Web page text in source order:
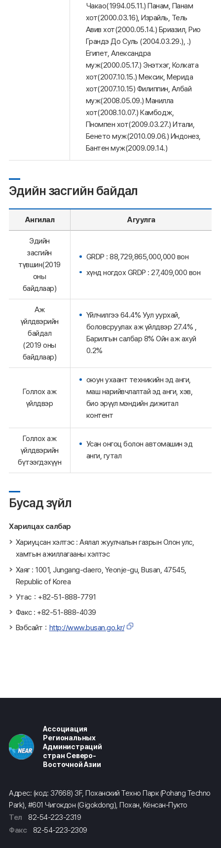
Чакао(1994.05.11.) Панам, Панам
хот(2000.03.16), Израйль, Тель
Авив хот(2000.05.14.) Бриазил, Рио
Грандэ До Суль (2004.03.29.), .)
Египет, Александра
муж(2000.05.17.) Энэтхэг, Колката
хот(2007.10.15.) Мексик, Мерида
хот(2007.10.15) Филиппин, Албай
муж(2008.05.09.) Манилла
хот(2008.10.07.) Камбодж,
Пномпен хот(2009.03.27.) Итали,
Бенето муж(2010.09.06.) Индонез,
Бантен муж(2009.09.14.)
Эдийн засгийн байдал
Ангилал Агуулга
Эдийн
засгийн
түвшин(2019
оны
байдлаар)
GRDP : 88,729,865,000,000 вон
хүнд ногдох GRDP : 27,409,000 вон
Аж
үйлдвэрийн
байдал
(2019 оны
байдлаар)
Үйлчилгээ 64.4% Уул уурхай,
боловсруулах аж үйлдвэр 27.4% ,
Барилгын салбар 8% Ойн аж ахуй
0.2%
Голлох аж
үйлдвэр
оюун ухаант техникийн эд анги,
маш нарийвчлалтай эд анги, хэв,
био эрүүл мэндийн дижитал
контент
Голлох аж
үйлдвэрийн
бүтээгдэхүүн
Усан онгоц болон автомашин эд
анги, гутал
Бусад зүйл
Харилцах салбар
Хариуцсан хэлтэс : Аялал жуулчалын газрын Олон улс,
хамтын ажиллагааны хэлтэс
Хаяг : 1001, Jungang-daero, Yeonje-gu, Busan, 47545,
Republic of Korea
Утас：+82-51-888-7791
Факс : +82-51-888-4039
Вэбсайт： http://www.busan.go.kr/
Ассоциация
Региональных
Администраций
стран Северо-
Восточной Азии
Адрес: (код: 37668) 3F, Поханский Техно Парк (Pohang Techno
Park), #601 Чигокдон (Gigokdong), Похан, Кёнсан-Пукто
Тел
82-54-223-2319
Факс
82-54-223-2309